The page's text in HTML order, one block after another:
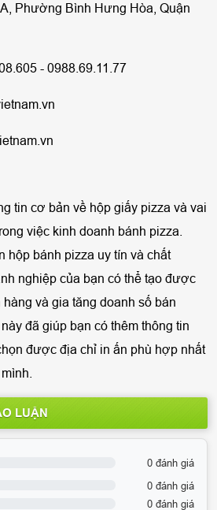
Phường Bình Hưng Hòa, Quận
- 0988.69.11.77
tin cơ bản về hộp giấy pizza và vai
việc kinh doanh bánh pizza.
hộp bánh pizza uy tín và chất
nghiệp của bạn có thể tạo được
và gia tăng doanh số bán
đã giúp bạn có thêm thông tin
được địa chỉ in ấn phù hợp nhất
LUẬN
0 đánh giá
0 đánh giá
0 đánh giá